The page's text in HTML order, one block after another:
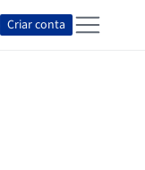
Criar conta